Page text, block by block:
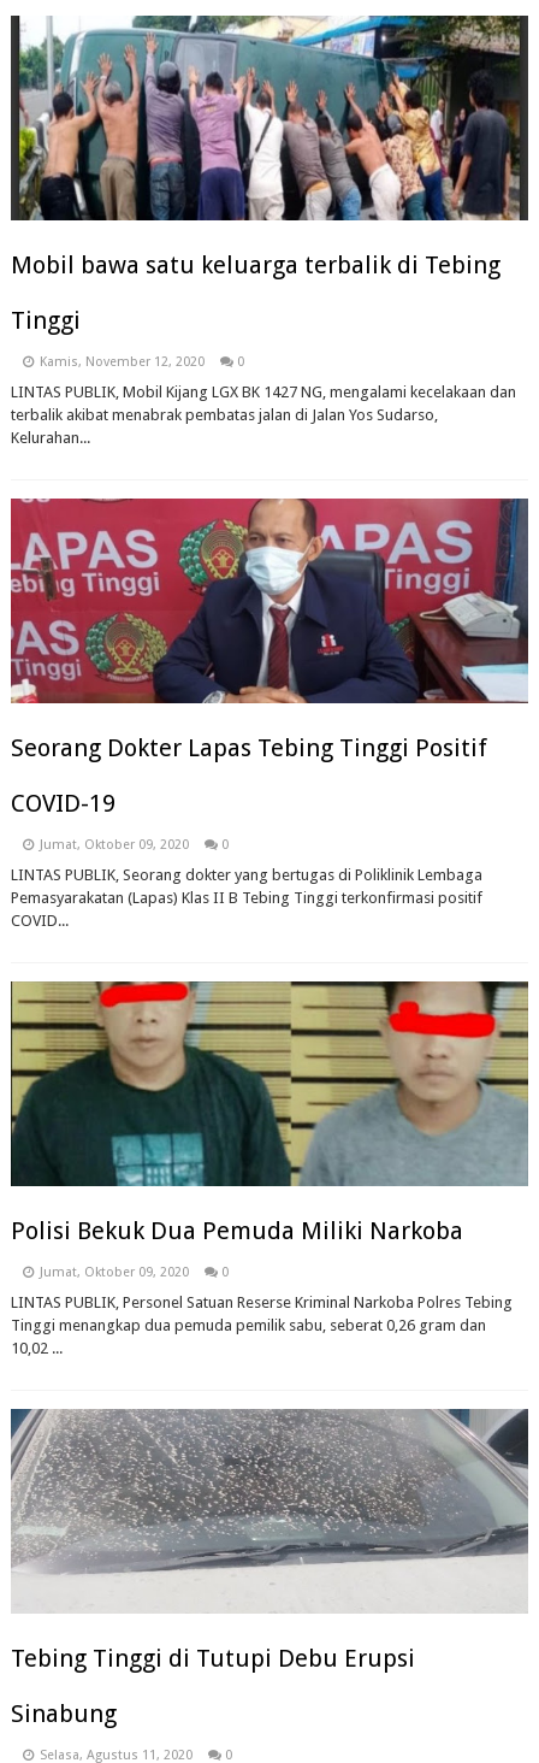
Mobil bawa satu keluarga terbalik di Tebing
Tinggi
Kamis, November 12, 2020 0
LINTAS PUBLIK, Mobil Kijang LGX BK 1427 NG, mengalami kecelakaan dan
terbalik akibat menabrak pembatas jalan di Jalan Yos Sudarso,
Kelurahan...
Seorang Dokter Lapas Tebing Tinggi Positif
COVID-19
Jumat, Oktober 09, 2020 0
LINTAS PUBLIK, Seorang dokter yang bertugas di Poliklinik Lembaga
Pemasyarakatan (Lapas) Klas II B Tebing Tinggi terkonfirmasi positif
COVID...
Polisi Bekuk Dua Pemuda Miliki Narkoba
Jumat, Oktober 09, 2020 0
LINTAS PUBLIK, Personel Satuan Reserse Kriminal Narkoba Polres Tebing
Tinggi menangkap dua pemuda pemilik sabu, seberat 0,26 gram dan
10,02 ...
Tebing Tinggi di Tutupi Debu Erupsi
Sinabung
Selasa, Agustus 11, 2020 0